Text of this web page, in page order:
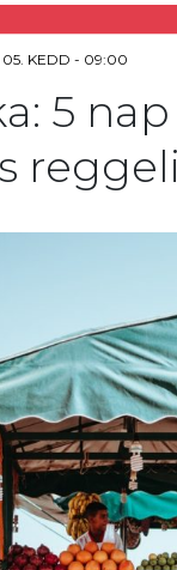
05. KEDD - 09:00
5